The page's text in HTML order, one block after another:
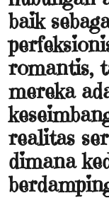
baik
romantis,
mereka
realitas
dimana